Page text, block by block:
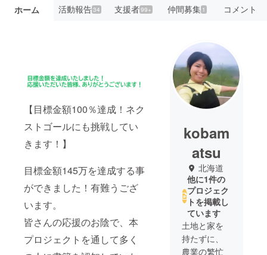
ホーム 活動報告34 支援者99+ 仲間募集 1 コメント
【目標金額100％達成！ネク
ストゴールにも挑戦してい
きます！】
目標金額145万を達成する事
ができました！有難うござ
います。
皆さんの応援のお陰で、本
プロジェクトを通して多く
kobam
atsu
北海道
他に1件の
プロジェク
トを掲載し
ています
土地と家を
持たずに、
農業の繁忙